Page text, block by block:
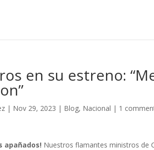
en su estreno:
| Nov 29, 2023 | Blog, Nacional | 1
apañados! Nuestros flamantes ministros de